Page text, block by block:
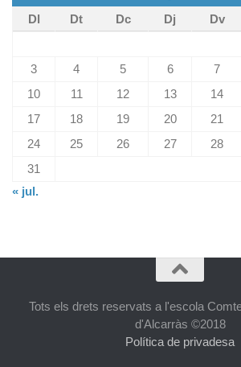
Dl
Dt Dc Dj Dv
3
4 5 6 7
10
11 12 13 14
17
18 19 20 21
24
25 26 27 28
31
« jul.
Tots els drets reservats a l'escola
d'Alcarràs ©2018
Política de privadesa